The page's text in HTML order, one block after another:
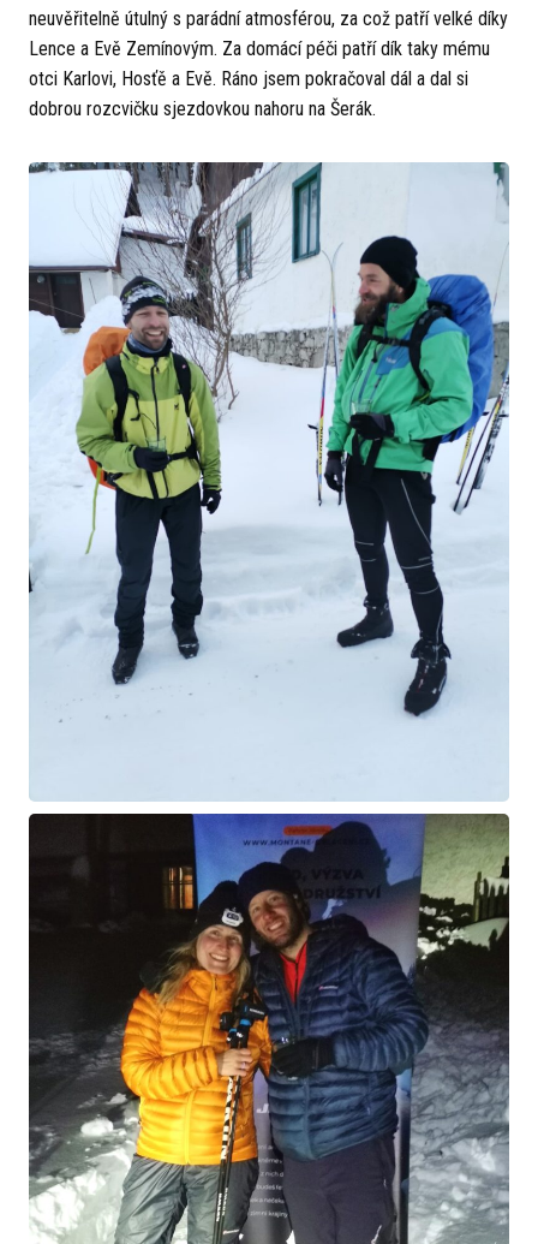
neuvěřitelně útulný s parádní atmosférou, za což patří velké díky
Lence a Evě Zemínovým. Za domácí péči patří dík taky mému
otci Karlovi, Hosťě a Evě. Ráno jsem pokračoval dál a dal si
dobrou rozcvičku sjezdovkou nahoru na Šerák.